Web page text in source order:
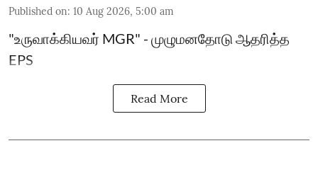
Published on: 10 Aug 2026, 5:00 am
"உருவாக்கியவர் MGR" - முழுமனதோடு ஆதரித்த
EPS
Read More